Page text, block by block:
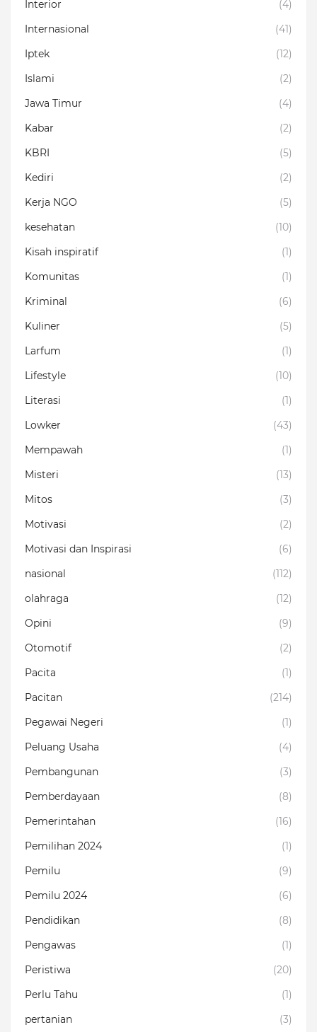
Interior
(4)
Internasional
(41)
Iptek
(12)
Islami
(2)
Jawa Timur
(4)
Kabar
(2)
KBRI
(5)
Kediri
(2)
Kerja NGO
(5)
kesehatan
(10)
Kisah inspiratif
(1)
Komunitas
(1)
Kriminal
(6)
Kuliner
(5)
Larfum
(1)
Lifestyle
(10)
Literasi
(1)
Lowker
(43)
Mempawah
(1)
Misteri
(13)
Mitos
(3)
Motivasi
(2)
Motivasi dan Inspirasi
(6)
nasional
(112)
olahraga
(12)
Opini
(9)
Otomotif
(2)
Pacita
(1)
Pacitan
(214)
Pegawai Negeri
(1)
Peluang Usaha
(4)
Pembangunan
(3)
Pemberdayaan
(8)
Pemerintahan
(16)
Pemilihan 2024
(1)
Pemilu
(9)
Pemilu 2024
(6)
Pendidikan
(8)
Pengawas
(1)
Peristiwa
(20)
Perlu Tahu
(1)
pertanian
(3)